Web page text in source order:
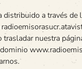
distribuido a través de
trasladar nuestra